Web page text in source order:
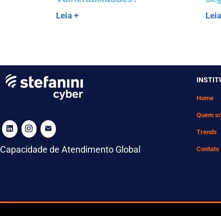
Leia +
Capacidade de Atendimento Global
Home
Quem
Trends
Contato